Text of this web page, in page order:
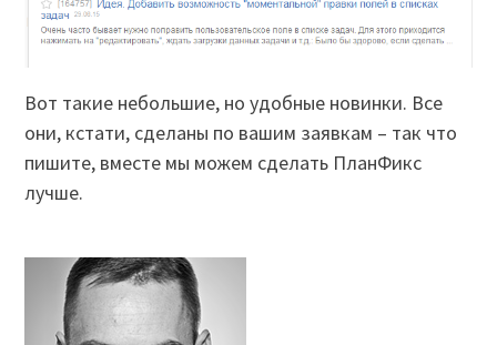
Вот такие небольшие, но удобные новинки. Все
они, кстати, сделаны по вашим заявкам – так что
пишите, вместе мы можем сделать ПланФикс
лучше.